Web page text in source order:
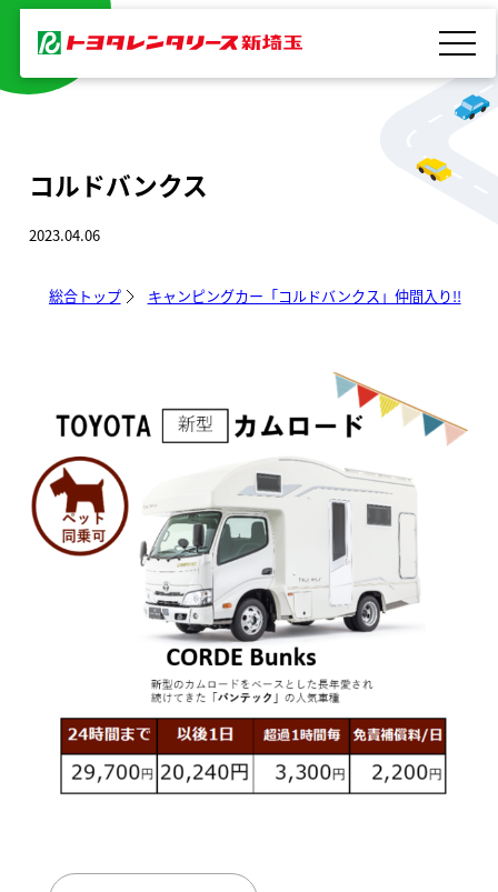
を
コルドバンクス
2023.04.06
総合トップ キャンピングカー「コルドバンクス」仲間入り!!